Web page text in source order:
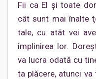
Fii ca El şi toate
cât sunt mai înalte
tale, cu atât vei
împlinirea lor.
va lucra odată cu
ta plăcere, atunci